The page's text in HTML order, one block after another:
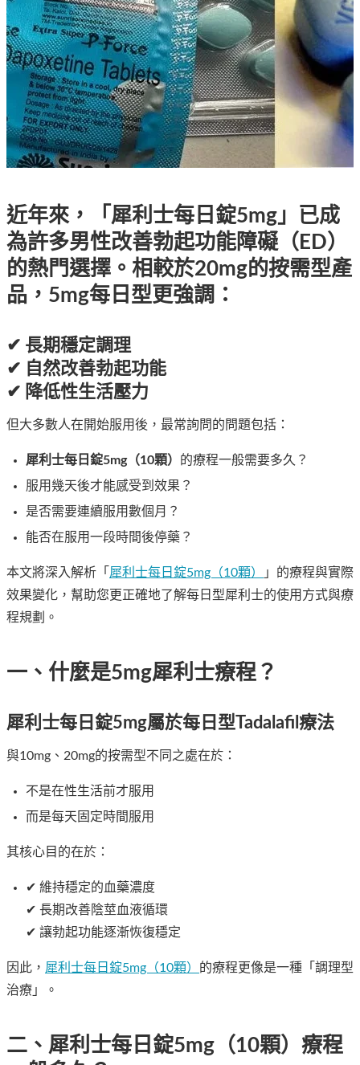
近年來，「 犀利士每日錠5mg 」已成
為許多男性改善勃起功能障礙（ED）
的熱門選擇。相較於20mg的按需型產
品，5mg每日型更強調：
✔ 長期穩定調理
✔ 自然改善勃起功能
✔ 降低性生活壓力
但大多數人在開始服用後，最常詢問的問題包括：
犀利士每日錠5mg（10顆）
的療程一般需要多久？
服用幾天後才能感受到效果？
是否需要連續服用數個月？
能否在服用一段時間後停藥？
本文將深入解析「 犀利士每日錠5mg（10顆）
」的療程與實際
效果變化，幫助您更正確地了解每日型犀利士的使用方式與療
程規劃。
一、什麼是5mg犀利士療程？
犀利士每日錠5mg屬於每日型Tadalafil療法
與10mg、20mg的按需型不同之處在於：
不是在性生活前才服用
而是每天固定時間服用
其核心目的在於：
✔ 維持穩定的血藥濃度
✔ 長期改善陰莖血液循環
✔ 讓勃起功能逐漸恢復穩定
因此， 犀利士每日錠5mg（10顆）
的療程更像是一種「調理型
治療」。
二、犀利士每日錠5mg（10顆）療程